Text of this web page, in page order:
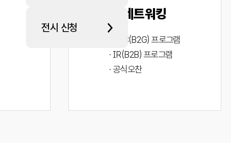
전시 신청
네트워킹
· PYC(B2G) 프로그램
· IR(B2B) 프로그램
· 공식오찬